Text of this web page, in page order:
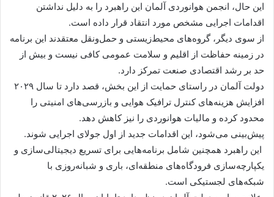
این حال، انجمن هوانوردی آلمان این راهبرد را به دلیل نداشتن
اقدامات اجرایی مشخص مورد انتقاد قرار داده است.
از سوی دیگر، گروه‌های محیط‌زیستی و حمل‌ونقل معتقدند این برنامه
در زمینه حفاظت از اقلیم و سلامت عمومی کافی نیست و بیش از
حد بر رشد اقتصادی صنعت تمرکز دارد.
دولت آلمان در راستای حمایت از این بخش، قصد دارد تا سال ۲۰۲۹
افزایش هزینه‌های کنترل ترافیک هوایی و بازرسی‌های امنیتی را
محدود کرده و مالیات هوانوردی را نیز کاهش دهد.
پیش‌بینی می‌شود، این اقدامات جدید از اول جولای اجرایی شوند.
این راهبرد همچنین شامل برنامه‌هایی برای تسریع دیجیتالی‌سازی و
یکپارچه‌سازی فرودگاه‌های منطقه‌ای، باری و شبانه‌روزی با
شبکه‌های لجستیکی است.